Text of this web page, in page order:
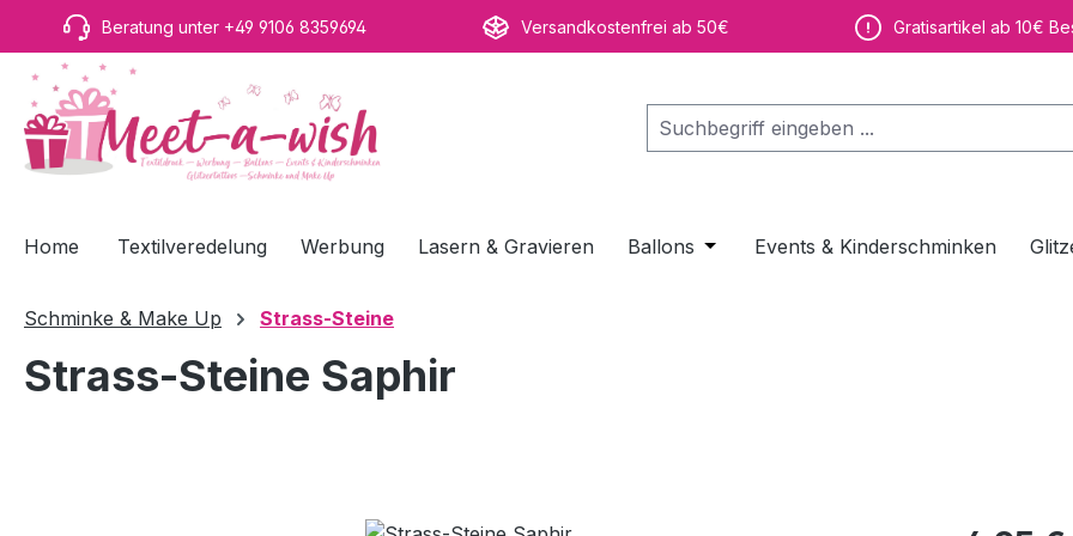
Hauptinhalt springen
Zur Suche springen
Zur Hauptnavigation springen
Beratung unter +49 9106 8359694 Versandkostenfrei ab 50€ Gratisartikel ab 10€
Home Textilveredelung Werbung Lasern & Gravieren Ballons Öffne oder Schließe das Dropdown der
Events & Kinderschminken
Schminke & Make Up Strass-Steine
Strass-Steine Saphir